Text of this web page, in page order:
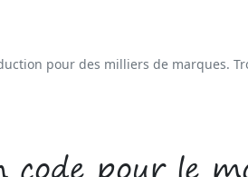
pour des milliers de marques.